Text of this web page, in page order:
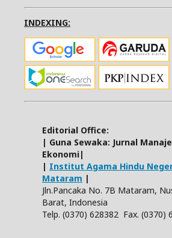
INDEXING:
Editorial Office:
| Guna Sewaka: Jurnal
Ekonomi|
| Institut Agama Hindu
Mataram |
Jln.Pancaka No. 7B Mataram,
Barat, Indonesia
Telp. (0370) 628382 Fax. (0370)